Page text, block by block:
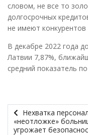
словом, не все то
долгосрочных
не имеют конкурентов
В декабре 2022 года
Латвии 7,87%,
средний показатель
Нехватка
«неотложке»
угрожает